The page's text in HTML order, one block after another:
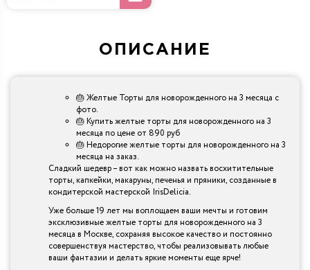
ОПИСАНИЕ
🎂 Желтые Торты для новорожденного на 3 месяца с
фото.
🎂 Купить желтые торты для новорожденного на 3
месяца по цене от 890 руб
🎂 Недорогие желтые торты для новорожденного на 3
месяца на заказ.
Сладкий шедевр – вот как можно назвать восхитительные
торты, капкейки, макаруны, печенья и пряники, созданные в
кондитерской мастерской IrisDelicia.
Уже больше 19 лет мы воплощаем ваши мечты и готовим
эксклюзивные желтые торты для новорожденного на 3
месяца в Москве, сохраняя высокое качество и постоянно
совершенствуя мастерство, чтобы реализовывать любые
ваши фантазии и делать яркие моменты еще ярче!